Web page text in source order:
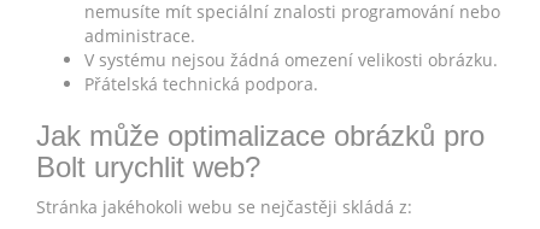
nemusíte mít speciální znalosti programování nebo
administrace.
V systému nejsou žádná omezení velikosti obrázku.
Přátelská technická podpora.
Jak může optimalizace obrázků pro
Bolt urychlit web?
Stránka jakéhokoli webu se nejčastěji skládá z: